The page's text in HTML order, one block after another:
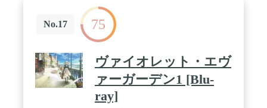
No.17 75
ヴァイオレット・エヴ
ァーガーデン1 [Blu-
ray]